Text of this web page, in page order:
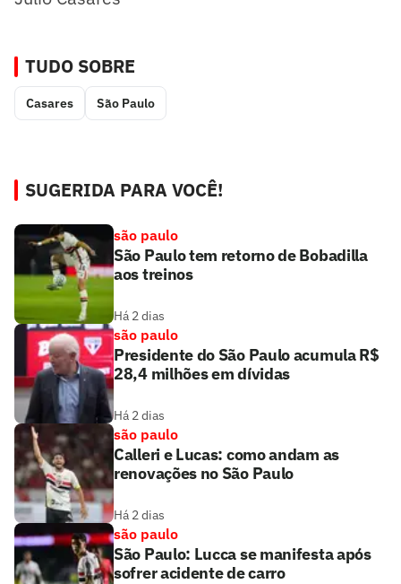
TUDO SOBRE
Casares São Paulo
SUGERIDA PARA VOCÊ!
são paulo
São Paulo tem retorno de Bobadilla
aos treinos
Há 2 dias
são paulo
Presidente do São Paulo acumula R$
28,4 milhões em dívidas
Há 2 dias
são paulo
Calleri e Lucas: como andam as
renovações no São Paulo
Há 2 dias
são paulo
São Paulo: Lucca se manifesta após
sofrer acidente de carro